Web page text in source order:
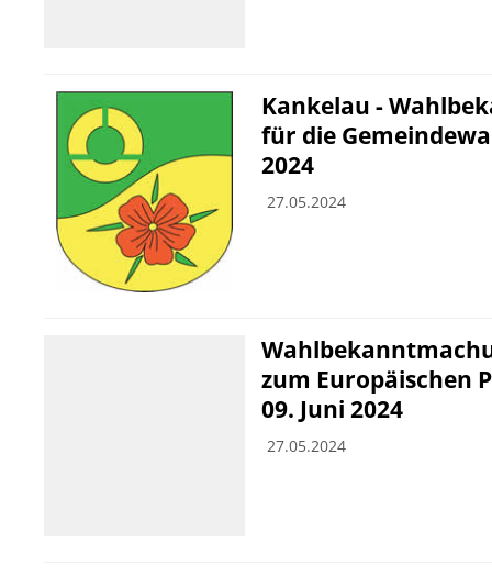
Kankelau -
für die
2024
27.05.2024
zum Europäischen
09. Juni 2024
27.05.2024